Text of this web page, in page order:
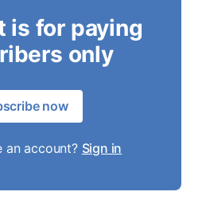
is for paying
only
now
an account? Sign in